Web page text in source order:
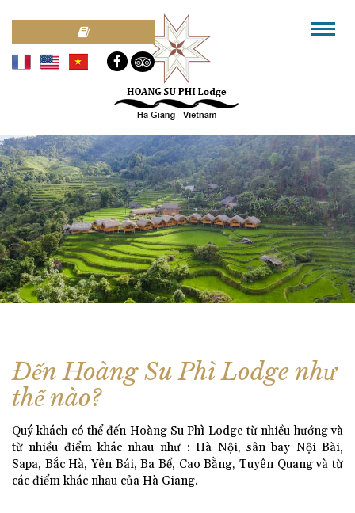
Đến Hoàng Su Phì Lodge như
thế nào?
Quý khách có thể đến Hoàng Su Phì Lodge từ nhiều hướng và
từ nhiều điểm khác nhau như : Hà Nội, sân bay Nội Bài,
Sapa, Bắc Hà, Yên Bái, Ba Bể, Cao Bằng, Tuyên Quang và từ
các điểm khác nhau của Hà Giang.